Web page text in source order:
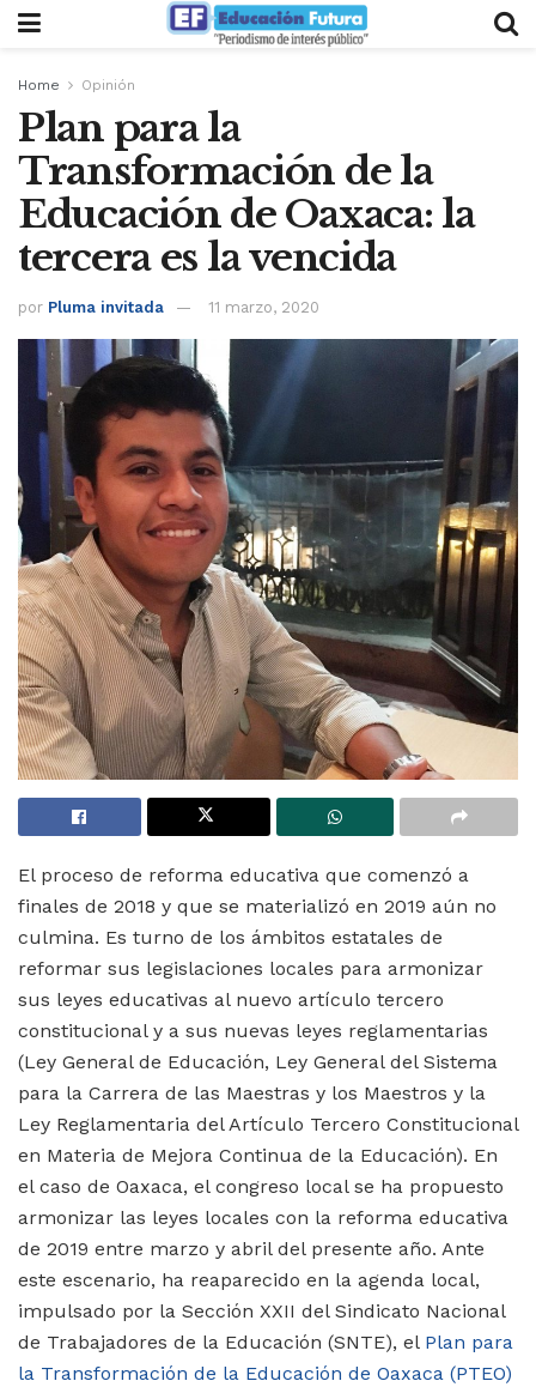
Home Opinión
Plan para la
Transformación de la
Educación de Oaxaca: la
tercera es la vencida
por Pluma invitada 11 marzo, 2020
El proceso de reforma educativa que comenzó a
finales de 2018 y que se materializó en 2019 aún no
culmina. Es turno de los ámbitos estatales de
reformar sus legislaciones locales para armonizar
sus leyes educativas al nuevo artículo tercero
constitucional y a sus nuevas leyes reglamentarias
(Ley General de Educación, Ley General del Sistema
para la Carrera de las Maestras y los Maestros y la
Ley Reglamentaria del Artículo Tercero Constitucional
en Materia de Mejora Continua de la Educación). En
el caso de Oaxaca, el congreso local se ha propuesto
armonizar las leyes locales con la reforma educativa
de 2019 entre marzo y abril del presente año. Ante
este escenario, ha reaparecido en la agenda local,
impulsado por la Sección XXII del Sindicato Nacional
de Trabajadores de la Educación (SNTE), el Plan para
la Transformación de la Educación de Oaxaca (PTEO)